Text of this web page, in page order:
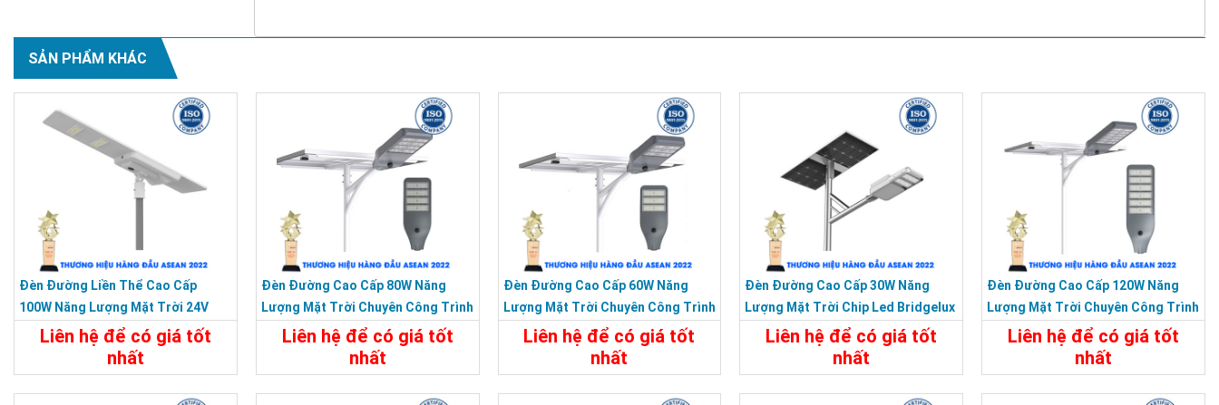
SẢN PHẨM KHÁC
Đèn Đường Liền Thể Cao Cấp
100W Năng Lượng Mặt Trời 24V
Bảo Hành 5 Năm
Liên hệ để có giá tốt
nhất
Đèn Đường Cao Cấp 80W Năng
Lượng Mặt Trời Chuyên Công Trình
Dự ÁnLiên hệ để có giá tốt
nhất
Đèn Đường Cao Cấp 60W Năng
Lượng Mặt Trời Chuyên Công Trình
Dự ÁnLiên hệ để có giá tốt
nhất
Đèn Đường Cao Cấp 30W Năng
Lượng Mặt Trời Chip Led Bridgelux
Siêu Sáng
Liên hệ để có giá tốt
nhất
Đèn Đường Cao Cấp 120W Năng
Lượng Mặt Trời Chuyên Công Trình
Dự ÁnLiên hệ để có giá tốt
nhất